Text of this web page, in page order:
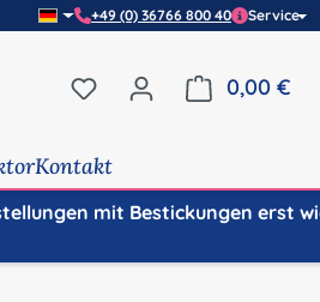
+49 (0) 36766 800 40 Service
Du hast 0 Produkte auf
0,00 €
Kontakt
mit Bestickungen erst